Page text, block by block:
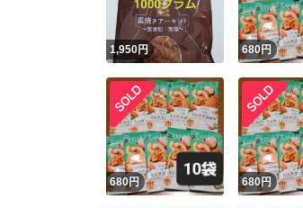
1,950円 680円
680円 680円